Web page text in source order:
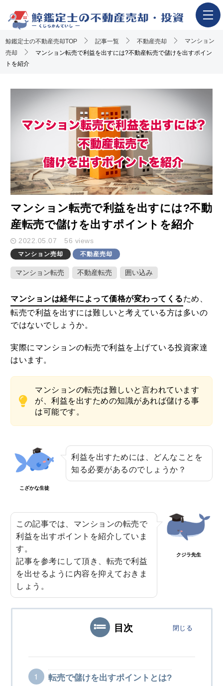
ホーム
不動産売却の流れ
不動産売却体験談
Youtube解説記事
キーワード検索
ここ1ヶ月の人気記事
家や庭が広いメリット・デメリットと
固定資産税を減らすための活用方法
土地や建物の不動産を学校法人に個人
2020.09.23
MEホールディングスの評判！不動産売
買における特徴や口コミ評判のまとめ
2020.08.29
野村の仲介+（PLUS）の評判や強みと
は？噂や口コミから知る満足度合
2020.07.26
5
住宅ローンの融資額を増額したい場合
は？対応方法と注意点をまとめました
鯨鑑定士の不動産売却TOP 記事一覧 不動産売却
マンション
売却
マンション転売で利益を出すには?不動産転売で儲けを出すポイン
トを紹介
マンション転売で利益を出すには?不動
産転売で儲けを出すポイントを紹介
2022.05.07 56 views
マンション売却 不動産売却
マンション転売 不動産転売 囲い込み
マンションは経年によって価格が変わってくるため、
転売で利益を出すには難しいと考えている方は多いの
ではないでしょうか。
実際にマンションの転売で利益を上げている投資家達
はいます。
マンションの転売は難しいと言われています
が、利益を出すための知識があれば儲ける事
は可能です。
こざかな生徒
利益を出すためには、どんなことを
知る必要があるのでしょうか？
この記事では、マンションの転売で
利益を出すポイントを紹介していま
す。
記事を参考にして頂き、転売で利益
を出せるように内容を抑えておきま
しょう。
クジラ先生
目次 閉じる
転売で儲けを出すポイントとは?